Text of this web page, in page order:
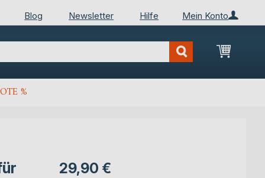
Mein Konto
Blog Newsletter Hilfe
Mein
%
29,90 €